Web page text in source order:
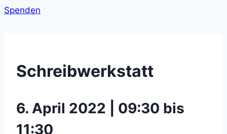
Spenden
Schreibwerkstatt
6. April 2022 | 09:30 bis
11:30